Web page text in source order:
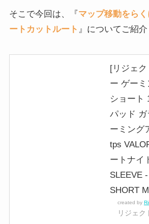
そこで今回は、『マップ移動をら
ートカットルート 』についてご紹介
[リジェ
ー ゲー
ショート
パッド
ーミング
tps
ートナイ
SLEEVE
SHORT M
created by
リジェク